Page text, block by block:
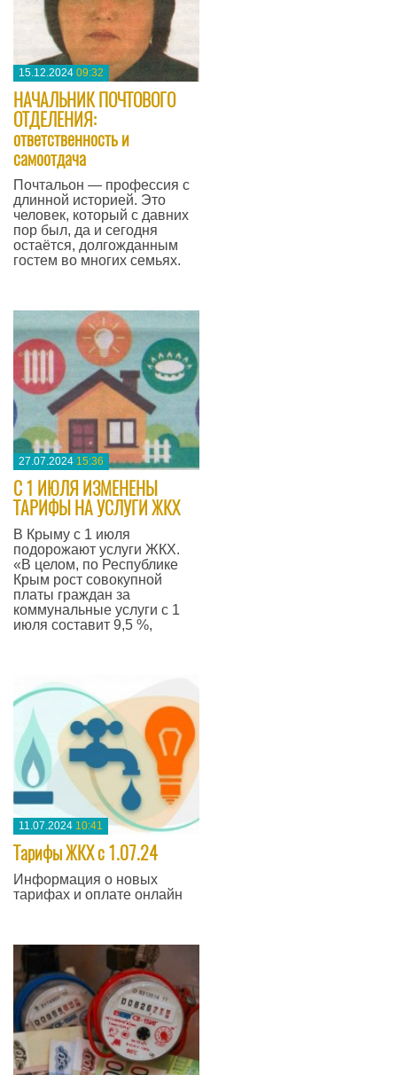
15.12.2024 09:32
​НАЧАЛЬНИК ПОЧТОВОГО
ОТДЕЛЕНИЯ:
ответственность и
самоотдача
Почтальон — профессия с
длинной историей. Это
человек, который с давних
пор был, да и сегодня
остаётся, долгожданным
гостем во многих семьях.
27.07.2024 15:36
С 1 ИЮЛЯ ИЗМЕНЕНЫ
ТАРИФЫ НА УСЛУГИ ЖКХ
В Крыму с 1 июля
подорожают услуги ЖКХ.
«В целом, по Республике
Крым рост совокупной
платы граждан за
коммунальные услуги с 1
июля составит 9,5 %,
11.07.2024 10:41
Тарифы ЖКХ с 1.07.24
Информация о новых
тарифах и оплате онлайн